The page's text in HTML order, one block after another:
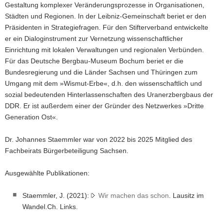
Gestaltung komplexer Veränderungsprozesse in Organisationen,
Städten und Regionen. In der Leibniz-Gemeinschaft beriet er den
Präsidenten in Strategiefragen. Für den Stifterverband entwickelte
er ein Dialoginstrument zur Vernetzung wissenschaftlicher
Einrichtung mit lokalen Verwaltungen und regionalen Verbünden.
Für das Deutsche Bergbau-Museum Bochum beriet er die
Bundesregierung und die Länder Sachsen und Thüringen zum
Umgang mit dem »Wismut-Erbe«, d.h. den wissenschaftlich und
sozial bedeutenden Hinterlassenschaften des Uranerzbergbaus der
DDR. Er ist außerdem einer der Gründer des Netzwerkes »Dritte
Generation Ost«.
Dr. Johannes Staemmler war von 2022 bis 2025 Mitglied des
Fachbeirats Bürgerbeteiligung Sachsen.
Ausgewählte Publikationen:
Staemmler, J. (2021): Wir machen das schon . Lausitz im
Wandel.Ch. Links.